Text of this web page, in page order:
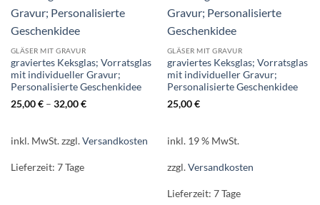
GLÄSER MIT GRAVUR
graviertes Keksglas; Vorratsglas
mit individueller Gravur;
Personalisierte Geschenkidee
25,00€– 32,00€
inkl. MwSt.zzgl.Versandkosten
Lieferzeit: 7 Tage
GLÄSER MIT GRAVUR
graviertes Keksglas; Vorratsglas
mit individueller Gravur;
Personalisierte Geschenkidee
25,00€
inkl. 19 % MwSt.
zzgl.Versandkosten
Lieferzeit: 7 Tage